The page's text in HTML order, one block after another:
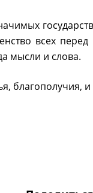
всех
мысли и слова.